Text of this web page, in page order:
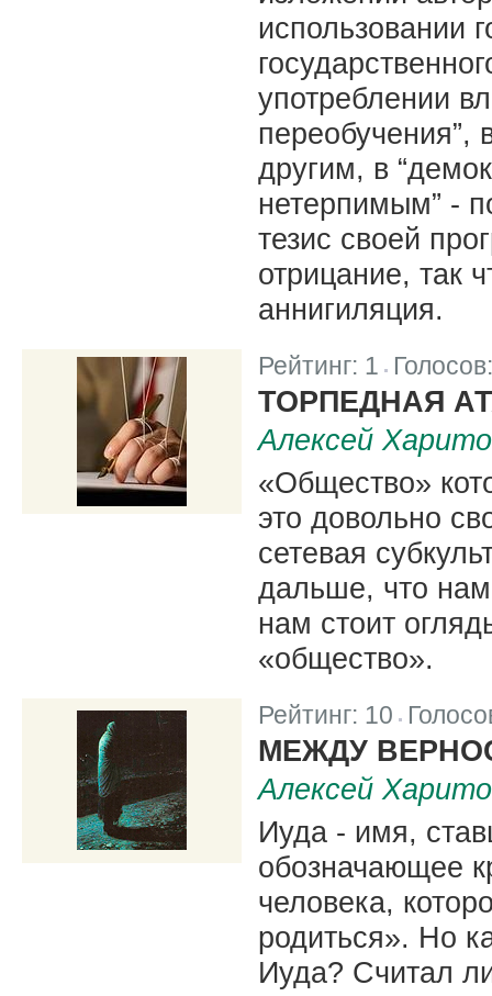
использовании
употреблении
переобучения”,
другим, в
нетерпимым” -
тезис своей
отрицание, так
аннигиляция.
Рейтинг: 1
ТОРПЕДНАЯ
Алексей
«Общество»
это довольно
сетевая
дальше, что нам
нам стоит
«общество».
Рейтинг: 10
МЕЖДУ
Алексей
Иуда - имя,
обозначающее
человека,
родиться». Но
Иуда? Считал